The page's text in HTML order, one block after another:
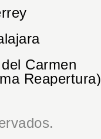
Carmen
Reapertura)